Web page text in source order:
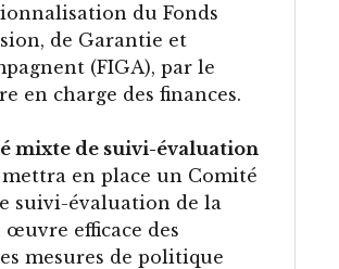
du Fonds
de Garantie et
(FIGA), par le
en charge des finances.
mixte de suivi-évaluation
mettra en place un Comité
suivi-évaluation de la
œuvre efficace des
mesures de politique